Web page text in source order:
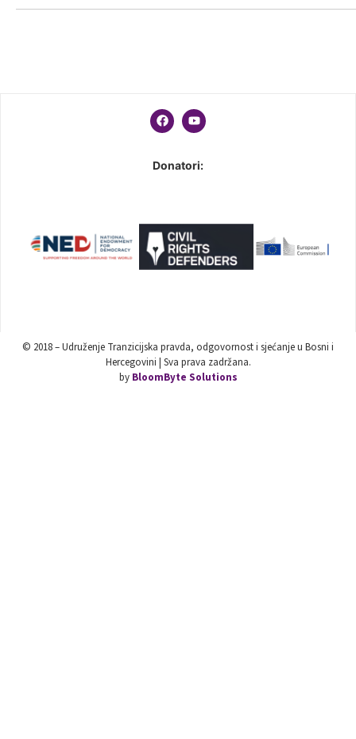
Donatori:
© 2018 – Udruženje Tranzicijska pravda, odgovornost i sjećanje u Bosni i
Hercegovini | Sva prava zadržana.
by BloomByte Solutions